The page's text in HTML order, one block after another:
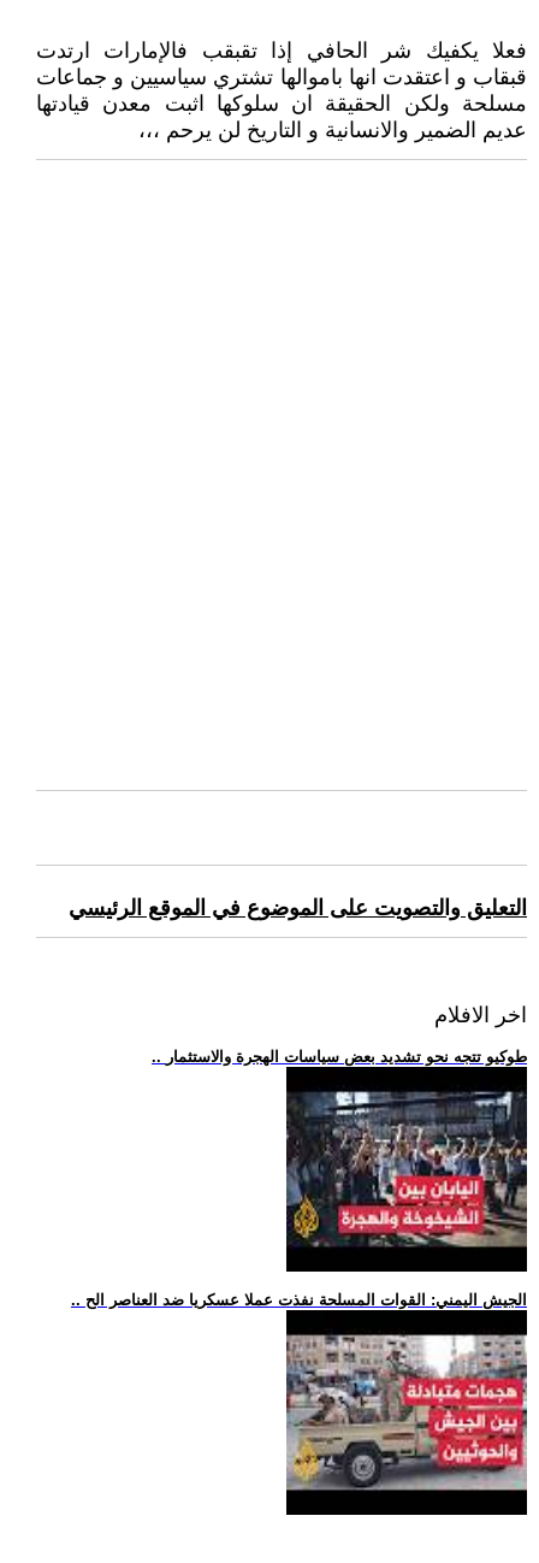
فعلا يكفيك شر الحافي إذا تقبقب فالإمارات ارتدت
قبقاب و اعتقدت انها باموالها تشتري سياسيين و جماعات
مسلحة ولكن الحقيقة ان سلوكها اثبت معدن قيادتها
عديم الضمير والانسانية و التاريخ لن يرحم ،،،
التعليق والتصويت على الموضوع في الموقع الرئيسي
اخر الافلام
.. طوكيو تتجه نحو تشديد بعض سياسات الهجرة والاستثمار
.. الجيش اليمني: القوات المسلحة نفذت عملا عسكريا ضد العناصر الح